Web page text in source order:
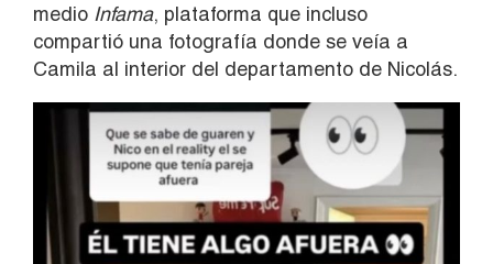
medio Infama, plataforma que incluso
compartió una fotografía donde se veía a
Camila al interior del departamento de Nicolás.